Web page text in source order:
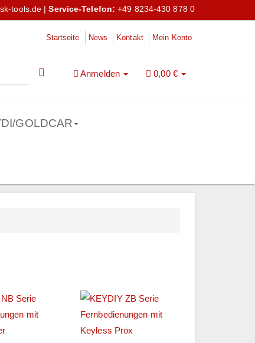
tools.de |Service-Telefon: +49 8234-430 878 0
Startseite News Kontakt Mein Konto
Anmelden 0,00 €
GOLDCAR